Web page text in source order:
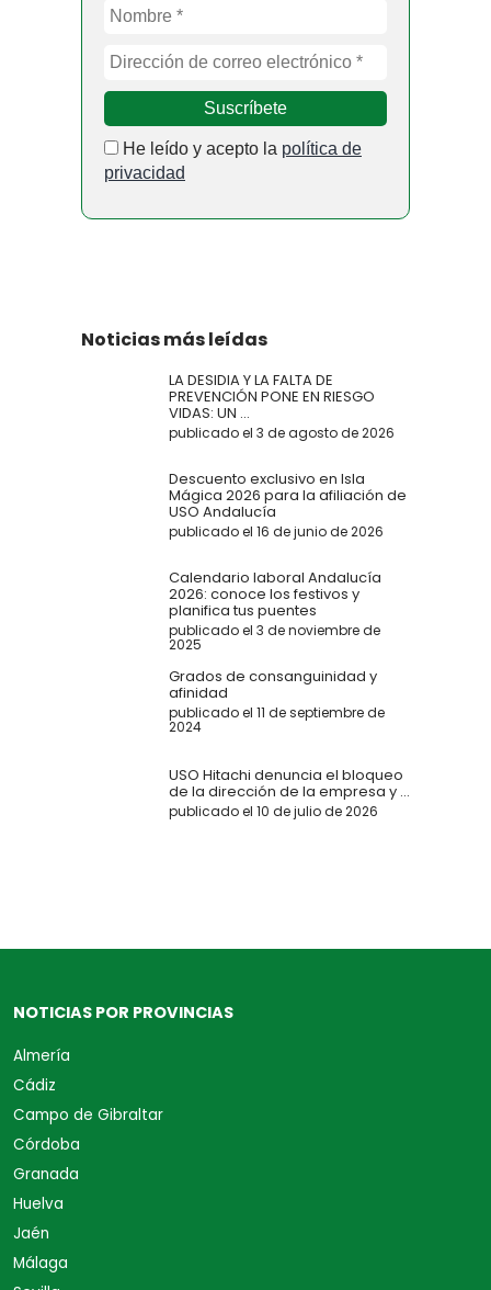
He leído y acepto la política de
privacidad
Noticias más leídas
LA DESIDIA Y LA FALTA DE
PREVENCIÓN PONE EN RIESGO
VIDAS: UN ...
publicado el 3 de agosto de 2026
Descuento exclusivo en Isla
Mágica 2026 para la afiliación de
USO Andalucía
publicado el 16 de junio de 2026
Calendario laboral Andalucía
2026: conoce los festivos y
planifica tus puentes
publicado el 3 de noviembre de
2025
Grados de consanguinidad y
afinidad
publicado el 11 de septiembre de
2024
USO Hitachi denuncia el bloqueo
de la dirección de la empresa y ...
publicado el 10 de julio de 2026
NOTICIAS POR PROVINCIAS
Almería
Cádiz
Campo de Gibraltar
Córdoba
Granada
Huelva
Jaén
Málaga